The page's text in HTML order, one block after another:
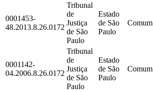
0001453-
48.2013.8.26.0172
Tribunal
de
Justiça
de São
Paulo
Estado
de São
Paulo
Comum
0001142-
04.2006.8.26.0172
Tribunal
de
Justiça
de São
Paulo
Estado
de São
Paulo
Comum